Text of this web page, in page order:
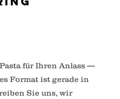
für Ihren Anlass —
Format ist gerade in
Sie uns, wir